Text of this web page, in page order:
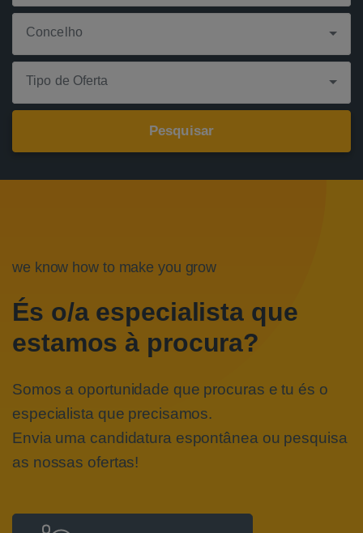
Concelho
Tipo de Oferta
we know how to make you grow
És o/a especialista que
estamos à procura?
Somos a oportunidade que procuras e tu és o
especialista que precisamos.
Envia uma candidatura espontânea ou pesquisa
as nossas ofertas!